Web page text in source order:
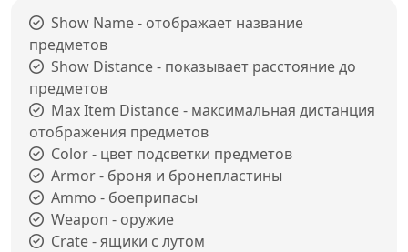
Show Name - отображает название
предметов
Show Distance - показывает расстояние до
предметов
Max Item Distance - максимальная дистанция
отображения предметов
Color - цвет подсветки предметов
Armor - броня и бронепластины
Ammo - боеприпасы
Weapon - оружие
Crate - ящики с лутом